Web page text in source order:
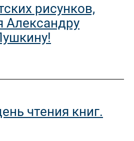
рисунков,
Александру
чтения книг.